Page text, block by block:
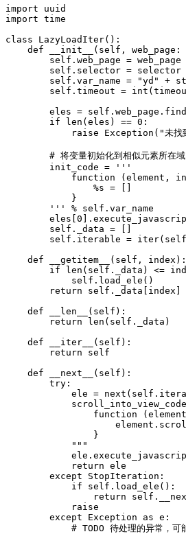
import uuid
import time
class LazyLoadIter():
def __init__(self,
        self.web_page = web_page
        self.selector = selector
self.var_name = "yd" +
self.timeout =
eles =
        if len(eles) == 0:
raise Exception("未找
        # 将变量初始化到相似元素所在域
        init_code = '''
function (element,
                %s = []
            }
        ''' % self.var_name
        self._data = []
self.iterable =
    def __getitem__(self, index):
if len(self._data) <=
            self.load_ele()
        return self._data[index]
    def __len__(self):
        return len(self._data)
    def __iter__(self):
        return self
    def __next__(self):
        try:
ele =
function
                }
            """
            return ele
        except StopIteration:
            if self.load_ele():
return
            raise
        except Exception as e:
# TODO 待处理的异常，可